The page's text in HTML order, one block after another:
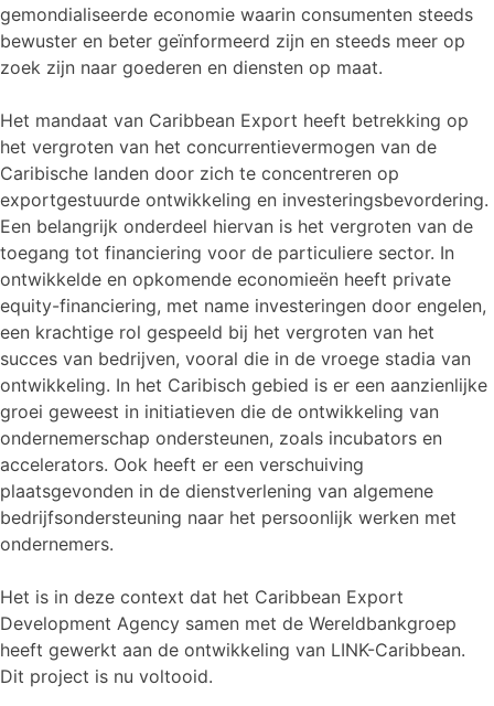
gemondialiseerde economie waarin consumenten steeds
bewuster en beter geïnformeerd zijn en steeds meer op
zoek zijn naar goederen en diensten op maat.
Het mandaat van Caribbean Export heeft betrekking op
het vergroten van het concurrentievermogen van de
Caribische landen door zich te concentreren op
exportgestuurde ontwikkeling en investeringsbevordering.
Een belangrijk onderdeel hiervan is het vergroten van de
toegang tot financiering voor de particuliere sector. In
ontwikkelde en opkomende economieën heeft private
equity-financiering, met name investeringen door engelen,
een krachtige rol gespeeld bij het vergroten van het
succes van bedrijven, vooral die in de vroege stadia van
ontwikkeling. In het Caribisch gebied is er een aanzienlijke
groei geweest in initiatieven die de ontwikkeling van
ondernemerschap ondersteunen, zoals incubators en
accelerators. Ook heeft er een verschuiving
plaatsgevonden in de dienstverlening van algemene
bedrijfsondersteuning naar het persoonlijk werken met
ondernemers.
Het is in deze context dat het Caribbean Export
Development Agency samen met de Wereldbankgroep
heeft gewerkt aan de ontwikkeling van LINK-Caribbean.
Dit project is nu voltooid.